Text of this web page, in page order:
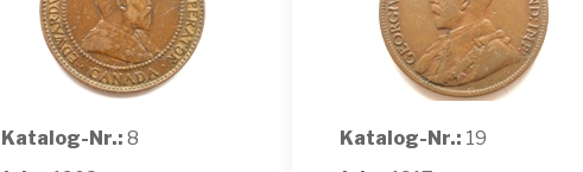
Katalog-Nr.: 8
Katalog-Nr.: 19